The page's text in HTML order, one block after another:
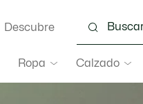
Ropa Calzado
Descubre